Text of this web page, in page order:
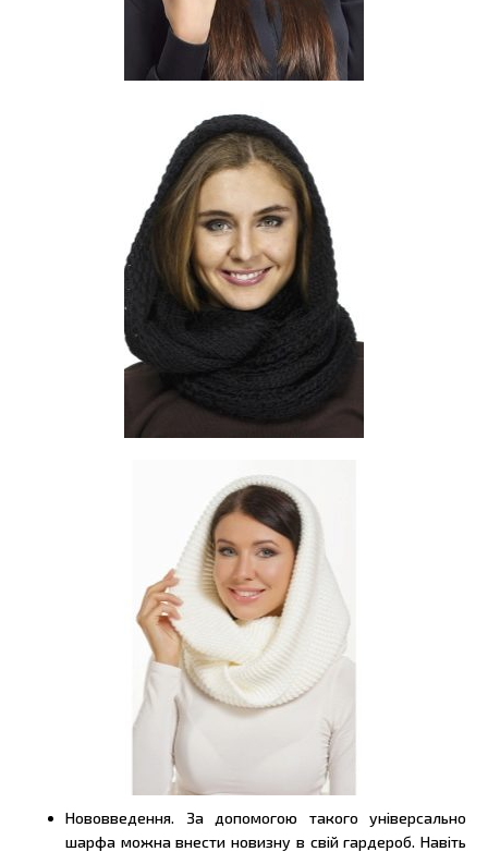
Нововведення. За допомогою такого універсально
шарфа можна внести новизну в свій гардероб. Навіть